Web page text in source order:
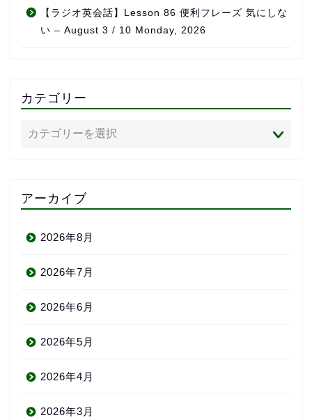
【ラジオ英会話】Lesson 86 便利フレーズ 気にしな
い – August 3 / 10 Monday, 2026
カテゴリー
アーカイブ
2026年8月
2026年7月
2026年6月
2026年5月
2026年4月
2026年3月